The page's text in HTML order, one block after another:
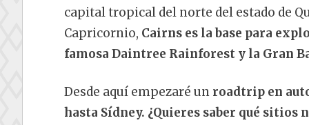
capital tropical del norte del estado de
Capricornio, Cairns es la base para
famosa Daintree Rainforest y la Gran
Desde aquí empezaré un roadtrip en
hasta Sídney. ¿Quieres saber qué sitios